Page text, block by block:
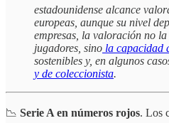
estadounidense alcance
europeas, aunque su nivel
empresas, la valoración no
jugadores, sino la capacidad
sostenibles y, en algunos
y de coleccionista.
📉 Serie A en números rojos. Los